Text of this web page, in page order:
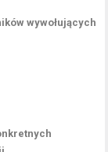
wywołujących